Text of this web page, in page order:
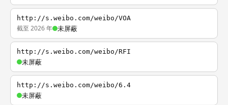
http://s.weibo.com/weibo/VOA
截至 2026 年 未屏蔽
http://s.weibo.com/weibo/RFI
未屏蔽
http://s.weibo.com/weibo/6.4
未屏蔽